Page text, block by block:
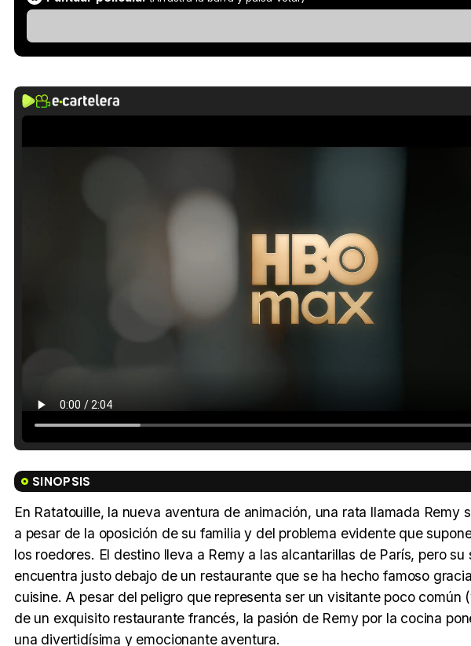
SINOPSIS
En Ratatouille, la nueva aventura de animación, una rata llamada
a pesar de la oposición de su familia y del problema evidente que
los roedores. El destino lleva a Remy a las alcantarillas de París, pero
encuentra justo debajo de un restaurante que se ha hecho famoso
cuisine. A pesar del peligro que representa ser un visitante poco
de un exquisito restaurante francés, la pasión de Remy por la cocina
una divertidísima y emocionante aventura.